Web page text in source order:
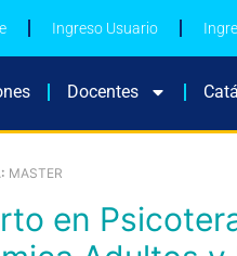
Ingreso Usuario
Docentes
MASTER